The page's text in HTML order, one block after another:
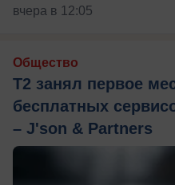
вчера в 12:05
Общество
Т2 занял первое
бесплатных
– J'son & Partners